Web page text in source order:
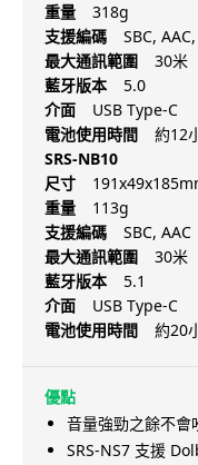
重量
318g
支援編碼
SBC,
最大通訊範圍
30米
藍牙版本
5.0
介面
USB Type-C
電池使用時間
約12
SRS-NB10
尺寸
重量
113g
支援編碼
SBC, AAC
最大通訊範圍
30米
藍牙版本
5.1
介面
USB Type-C
電池使用時間
約20
優點
音量強勁之餘不會
SRS-NS7 支援